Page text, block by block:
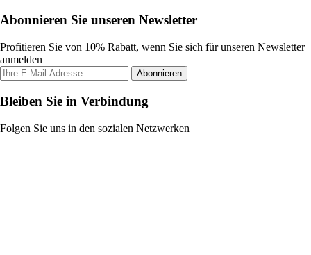
Abonnieren Sie unseren Newsletter
Profitieren Sie von 10% Rabatt, wenn Sie sich für unseren Newsletter
anmelden
Abonnieren
Bleiben Sie in Verbindung
Folgen Sie uns in den sozialen Netzwerken